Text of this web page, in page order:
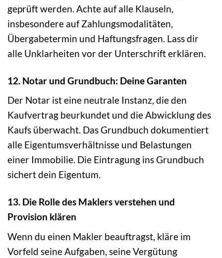
geprüft werden. Achte auf alle Klauseln,
insbesondere auf Zahlungsmodalitäten,
Übergabetermin und Haftungsfragen. Lass dir
alle Unklarheiten vor der Unterschrift erklären.
12. Notar und Grundbuch: Deine Garanten
Der Notar ist eine neutrale Instanz, die den
Kaufvertrag beurkundet und die Abwicklung des
Kaufs überwacht. Das Grundbuch dokumentiert
alle Eigentumsverhältnisse und Belastungen
einer Immobilie. Die Eintragung ins Grundbuch
sichert dein Eigentum.
13. Die Rolle des Maklers verstehen und
Provision klären
Wenn du einen Makler beauftragst, kläre im
Vorfeld seine Aufgaben, seine Vergütung